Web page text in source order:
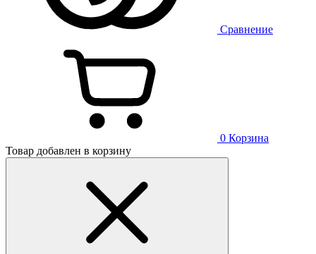
Сравнение
0 Корзина
Товар добавлен в корзину